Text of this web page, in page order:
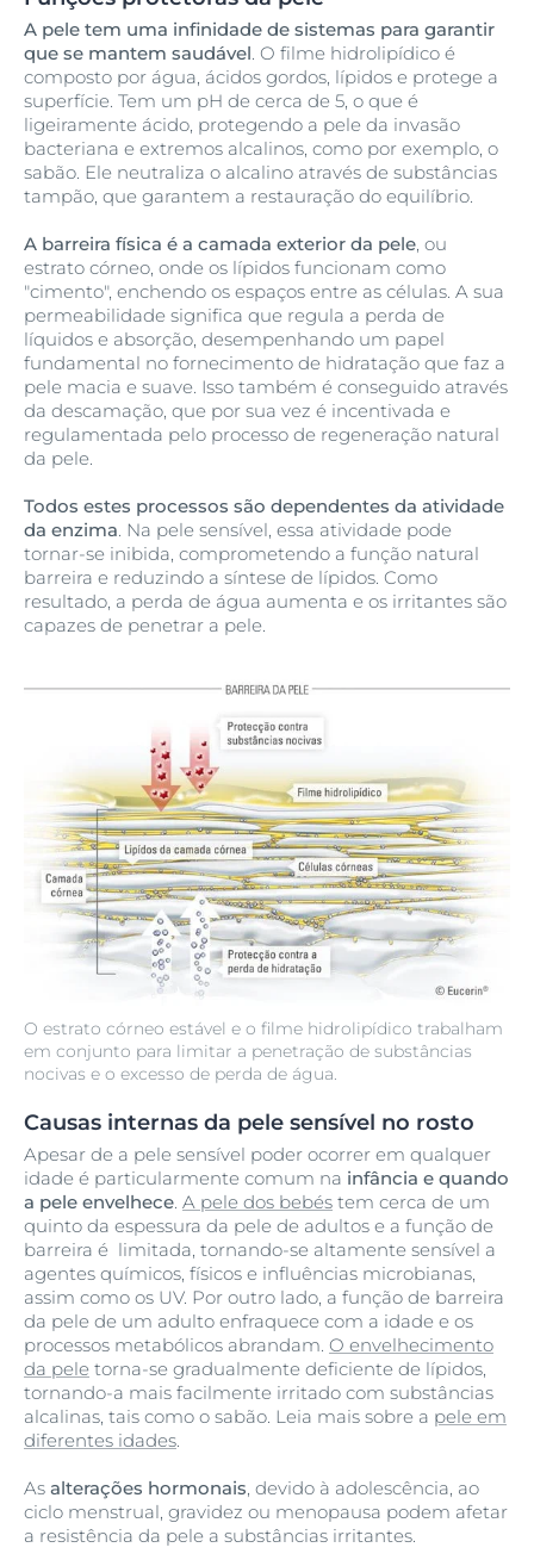
A pele tem uma infinidade de sistemas para garantir
que se mantem saudável. O filme hidrolipídico é
composto por água, ácidos gordos, lípidos e protege a
superfície. Tem um pH de cerca de 5, o que é
ligeiramente ácido, protegendo a pele da invasão
bacteriana e extremos alcalinos, como por exemplo, o
sabão. Ele neutraliza o alcalino através de substâncias
tampão, que garantem a restauração do equilíbrio.
A barreira física é a camada exterior da pele, ou
estrato córneo, onde os lípidos funcionam como
"cimento", enchendo os espaços entre as células. A sua
permeabilidade significa que regula a perda de
líquidos e absorção, desempenhando um papel
fundamental no fornecimento de hidratação que faz a
pele macia e suave. Isso também é conseguido através
da descamação, que por sua vez é incentivada e
regulamentada pelo processo de regeneração natural
da pele.
Todos estes processos são dependentes da atividade
da enzima. Na pele sensível, essa atividade pode
tornar-se inibida, comprometendo a função natural
barreira e reduzindo a síntese de lípidos. Como
resultado, a perda de água aumenta e os irritantes são
capazes de penetrar a pele.
O estrato córneo estável e o filme hidrolipídico trabalham
em conjunto para limitar a penetração de substâncias
nocivas e o excesso de perda de água.
Causas internas da pele sensível no rosto
Apesar de a pele sensível poder ocorrer em qualquer
idade é particularmente comum na infância e quando
a pele envelhece A pele dos bebés tem cerca de um
quinto da espessura da pele de adultos e a função de
barreira é limitada, tornando-se altamente sensível a
agentes químicos, físicos e influências microbianas,
assim como os UV. Por outro lado, a função de barreira
da pele de um adulto enfraquece com a idade e os
processos metabólicos abrandam. O envelhecimento
da pele torna-se gradualmente deficiente de lípidos,
tornando-a mais facilmente irritado com substâncias
alcalinas, tais como o sabão. Leia mais sobre a pele em
diferentes idades
As alterações hormonais , devido à adolescência, ao
ciclo menstrual, gravidez ou menopausa podem afetar
a resistência da pele a substâncias irritantes.